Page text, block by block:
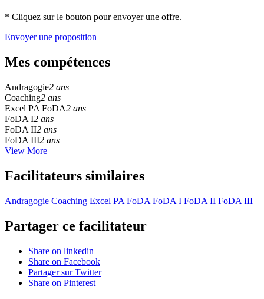
* Cliquez sur le bouton pour envoyer une offre.
Envoyer une proposition
Mes compétences
Andragogie2 ans
Coaching2 ans
Excel PA FoDA2 ans
FoDA I2 ans
FoDA II2 ans
FoDA III2 ans
View More
Facilitateurs similaires
Andragogie Coaching Excel PA FoDA FoDA I FoDA II FoDA III
Partager ce facilitateur
Share on linkedin
Share on Facebook
Partager sur Twitter
Share on Pinterest